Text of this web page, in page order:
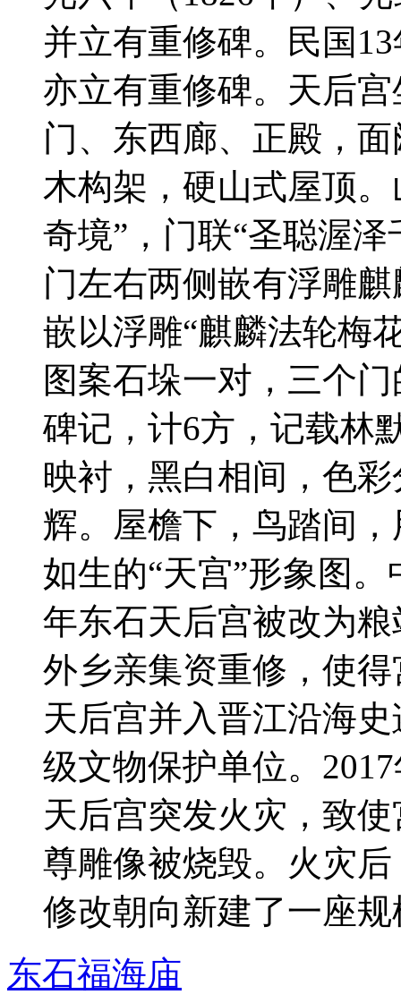
并立有重修碑。民国
亦立有重修碑。天后
门、东西廊、正殿，
木构架，硬山式屋顶
奇境”，门联“圣聪渥
门左右两侧嵌有浮雕
嵌以浮雕“麒麟法轮梅
图案石垛一对，三个
碑记，计6方，记载林
映衬，黑白相间，色
辉。屋檐下，鸟踏间
如生的“天宫”形象图
年东石天后宫被改为
外乡亲集资重修，使
天后宫并入晋江沿海
级文物保护单位。
天后宫突发火灾，致
尊雕像被烧毁。火灾
修改朝向新建了一座
东石福海庙